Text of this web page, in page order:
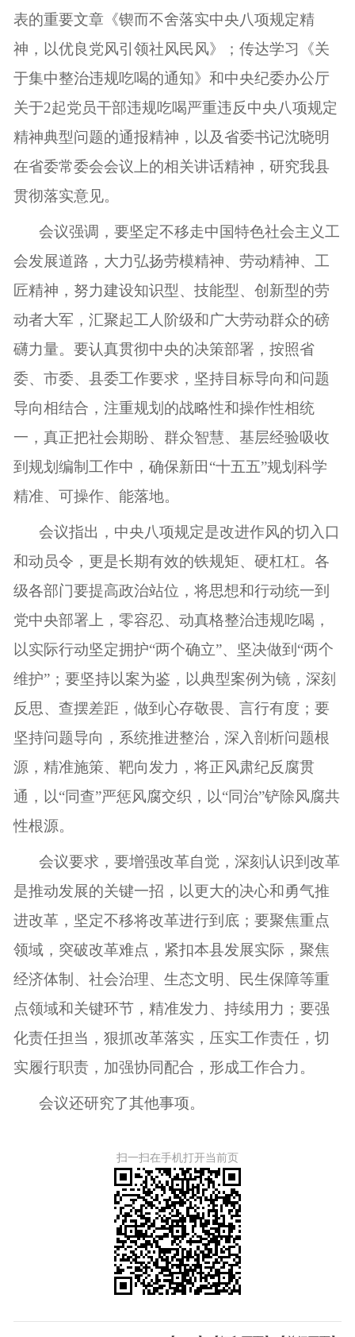
表的重要文章《锲而不舍落实中央八项规定精
神，以优良党风引领社风民风》；传达学习《关
于集中整治违规吃喝的通知》和中央纪委办公厅
关于2起党员干部违规吃喝严重违反中央八项规定
精神典型问题的通报精神，以及省委书记沈晓明
在省委常委会会议上的相关讲话精神，研究我县
贯彻落实意见。
会议强调，要坚定不移走中国特色社会主义工
会发展道路，大力弘扬劳模精神、劳动精神、工
匠精神，努力建设知识型、技能型、创新型的劳
动者大军，汇聚起工人阶级和广大劳动群众的磅
礴力量。要认真贯彻中央的决策部署，按照省
委、市委、县委工作要求，坚持目标导向和问题
导向相结合，注重规划的战略性和操作性相统
一，真正把社会期盼、群众智慧、基层经验吸收
到规划编制工作中，确保新田“十五五”规划科学
精准、可操作、能落地。
会议指出，中央八项规定是改进作风的切入口
和动员令，更是长期有效的铁规矩、硬杠杠。各
级各部门要提高政治站位，将思想和行动统一到
党中央部署上，零容忍、动真格整治违规吃喝，
以实际行动坚定拥护“两个确立”、坚决做到“两个
维护”；要坚持以案为鉴，以典型案例为镜，深刻
反思、查摆差距，做到心存敬畏、言行有度；要
坚持问题导向，系统推进整治，深入剖析问题根
源，精准施策、靶向发力，将正风肃纪反腐贯
通，以“同查”严惩风腐交织，以“同治”铲除风腐共
性根源。
会议要求，要增强改革自觉，深刻认识到改革
是推动发展的关键一招，以更大的决心和勇气推
进改革，坚定不移将改革进行到底；要聚焦重点
领域，突破改革难点，紧扣本县发展实际，聚焦
经济体制、社会治理、生态文明、民生保障等重
点领域和关键环节，精准发力、持续用力；要强
化责任担当，狠抓改革落实，压实工作责任，切
实履行职责，加强协同配合，形成工作合力。
会议还研究了其他事项。
扫一扫在手机打开当前页